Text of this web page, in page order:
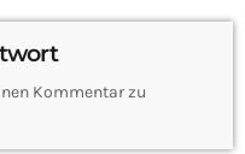
Kommentar zu